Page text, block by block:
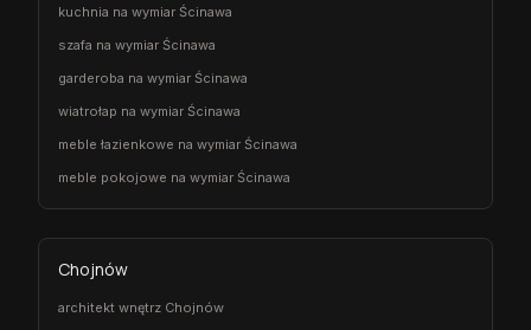
kuchnia na wymiar Ścinawa
szafa na wymiar Ścinawa
garderoba na wymiar Ścinawa
wiatrołap na wymiar Ścinawa
meble łazienkowe na wymiar Ścinawa
meble pokojowe na wymiar Ścinawa
Chojnów
architekt wnętrz Chojnów